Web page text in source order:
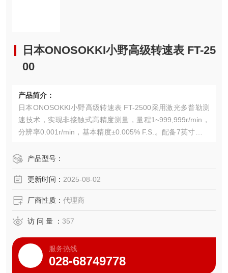
日本ONOSOKKI小野高级转速表 FT-25
00
产品简介：
日本ONOSOKKI小野高级转速表 FT-2500采用激光多普勒测
速技术，实现非接触式高精度测量，量程1~999,999r/min，
分辨率0.001r/min，基本精度±0.005% F.S.。配备7英寸全彩
40-1动平衡标准数据库。通过IP66防护认证，标配千兆以太
发与故
产品型号：
更新时间： 2025-08-02
厂商性质： 代理商
访 问 量 ： 357
服务热线
028-68749778